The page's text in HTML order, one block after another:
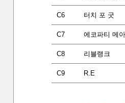
C6 터치 포 굿
C7 에코파티 메
C8 리블랭크
C9 R.E